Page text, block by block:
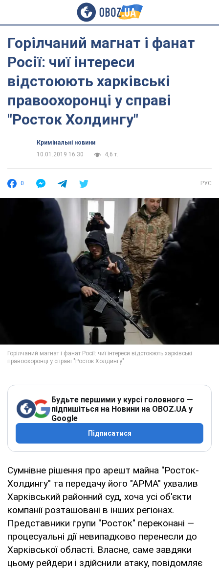
Горілчаний магнат і фанат
Росії: чиї інтереси
відстоюють харківські
правоохоронці у справі
"Росток Холдингу"
Кримінальні новини
10.01.2019 16:30
4,6 т.
0 РУС
Будьте першими у курсі головного —
підпишіться на Новини на OBOZ.UA у
Google
Підписатися
Сумнівне рішення про арешт майна "Росток-
Холдингу" та передачу його "АРМА" ухвалив
Харківський районний суд, хоча усі об'єкти
компанії розташовані в інших регіонах.
Представники групи "Росток" переконані —
процесуальні дії невипадково перенесли до
Харківської області. Власне, саме завдяки
цьому рейдери і здійснили атаку, повідомляє